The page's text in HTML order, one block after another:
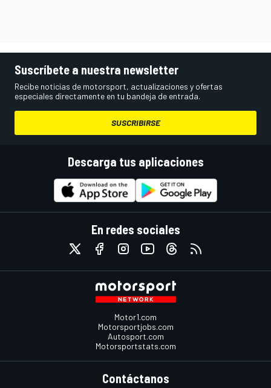
Suscríbete a nuestra newsletter
Recibe noticias de motorsport, actualizaciones y ofertas
especiales directamente en tu bandeja de entrada.
SUSCRIBIRSE
Descarga tus aplicaciones
En redes sociales
Motor1.com
Motorsportjobs.com
Autosport.com
Motorsportstats.com
Contáctanos